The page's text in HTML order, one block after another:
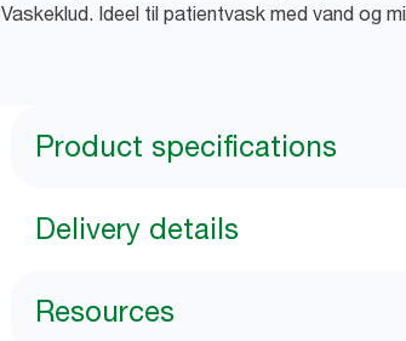
Vaskeklud. Ideel til patientvask med vand og
Product specifications
Delivery details
Resources